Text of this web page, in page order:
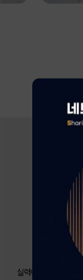
실력이 만든 수많은